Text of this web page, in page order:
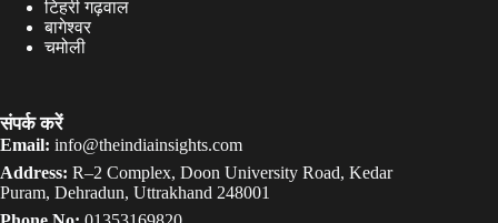
टिहरी गढ़वाल
बागेश्वर
चमोली
संपर्क करें
Email: info@theindiainsights.com
Address: R–2 Complex, Doon University Road, Kedar
Puram, Dehradun, Uttrakhand 248001